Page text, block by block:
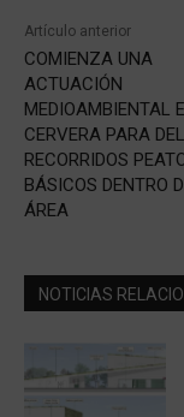
Artículo anterior
COMIENZA UNA
ACTUACIÓN
MEDIOAMBIENTAL
CERVERA PARA
RECORRIDOS
BÁSICOS DENTRO
ÁREA
NOTICIAS